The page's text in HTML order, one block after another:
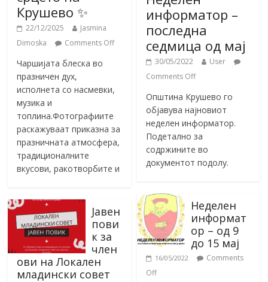
Крушево ✨
22/12/2025
Jasmina
Dimoska
Comments Off
Чаршијата блеска во
празничен дух,
исполнета со насмевки,
музика и
топлина.Фотографиите
раскажуваат приказна за
празничната атмосфера,
традиционалните
вкусови, ракотворбите и
Јавен
пови
к за
член
ови на Локален
младински совет
информатор –
последна
седмица од мај
30/05/2022
User
Comments Off
Општина Крушево го
објавува најновиот
неделен информатор.
Подетално за
содржините во
документот подолу.
Неделен
информат
ор – од 9
до 15 мај
16/05/2022
Comments
Off